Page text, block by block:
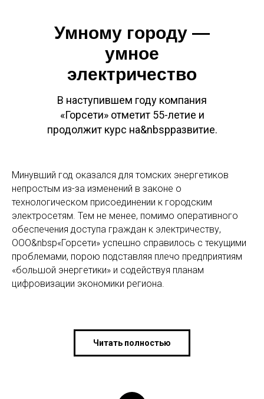
Умному городу —
умное
электричество
В наступившем году компания
«Горсети» отметит 55-летие и
продолжит курс на&nbspразвитие.
Минувший год оказался для томских энергетиков
непростым из-за изменений в законе о
технологическом присоединении к городским
электросетям. Тем не менее, помимо оперативного
обеспечения доступа граждан к электричеству,
ООО&nbsp«Горсети» успешно справилось с текущими
проблемами, порою подставляя плечо предприятиям
«большой энергетики» и содействуя планам
цифровизации экономики региона.
Читать полностью